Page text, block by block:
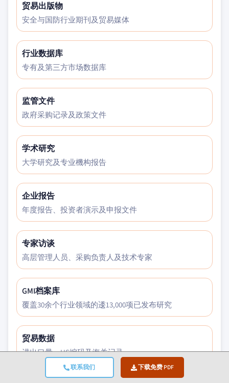
联系我们 下载免费 PDF
贸易出版物
安全与国防行业期刊及贸易媒体
行业数据库
专有及第三方市场数据库
监管文件
政府采购记录及政策文件
学术研究
大学研究及专业機构报告
企业报告
年度报告、投资者演示及申报文件
专家访谈
高层管理人员、采购负责人及技术专家
GMI档案库
覆盖30余个行业领域的逶13,000项已发布研究
贸易数据
进出口量、HS编码及海关记录